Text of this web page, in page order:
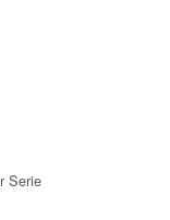
Serie